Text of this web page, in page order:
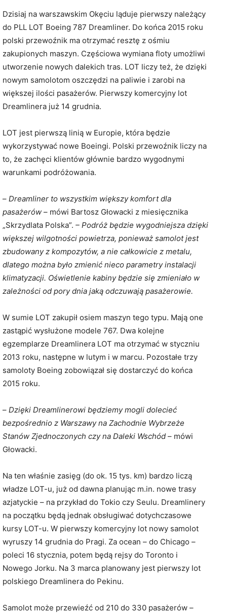
Dzisiaj na warszawskim Okęciu ląduje pierwszy należący
do PLL LOT Boeing 787 Dreamliner. Do końca 2015 roku
polski przewoźnik ma otrzymać resztę z ośmiu
zakupionych maszyn. Częściowa wymiana floty umożliwi
utworzenie nowych dalekich tras. LOT liczy też, że dzięki
nowym samolotom oszczędzi na paliwie i zarobi na
większej ilości pasażerów. Pierwszy komercyjny lot
Dreamlinera już 14 grudnia.
LOT jest pierwszą linią w Europie, która będzie
wykorzystywać nowe Boeingi. Polski przewoźnik liczy na
to, że zachęci klientów głównie bardzo wygodnymi
warunkami podróżowania.
– Dreamliner to wszystkim większy komfort dla
pasażerów – mówi Bartosz Głowacki z miesięcznika
„Skrzydlata Polska”. – Podróż będzie wygodniejsza dzięki
większej wilgotności powietrza, ponieważ samolot jest
zbudowany z kompozytów, a nie całkowicie z metalu,
dlatego można było zmienić nieco parametry instalacji
klimatyzacji. Oświetlenie kabiny będzie się zmieniało w
zależności od pory dnia jaką odczuwają pasażerowie.
W sumie LOT zakupił osiem maszyn tego typu. Mają one
zastąpić wysłużone modele 767. Dwa kolejne
egzemplarze Dreamlinera LOT ma otrzymać w styczniu
2013 roku, następne w lutym i w marcu. Pozostałe trzy
samoloty Boeing zobowiązał się dostarczyć do końca
2015 roku.
– Dzięki Dreamlinerowi będziemy mogli dolecieć
bezpośrednio z Warszawy na Zachodnie Wybrzeże
Stanów Zjednoczonych czy na Daleki Wschód – mówi
Głowacki.
Na ten właśnie zasięg (do ok. 15 tys. km) bardzo liczą
władze LOT-u, już od dawna planując m.in. nowe trasy
azjatyckie – na przykład do Tokio czy Seulu. Dreamlinery
na początku będą jednak obsługiwać dotychczasowe
kursy LOT-u. W pierwszy komercyjny lot nowy samolot
wyruszy 14 grudnia do Pragi. Za ocean – do Chicago –
poleci 16 stycznia, potem będą rejsy do Toronto i
Nowego Jorku. Na 3 marca planowany jest pierwszy lot
polskiego Dreamlinera do Pekinu.
Samolot może przewieźć od 210 do 330 pasażerów –